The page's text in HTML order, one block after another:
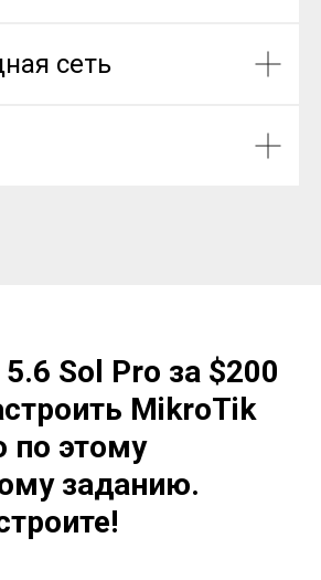
сеть
Sol Pro за $200
MikroTik
по этому
заданию.